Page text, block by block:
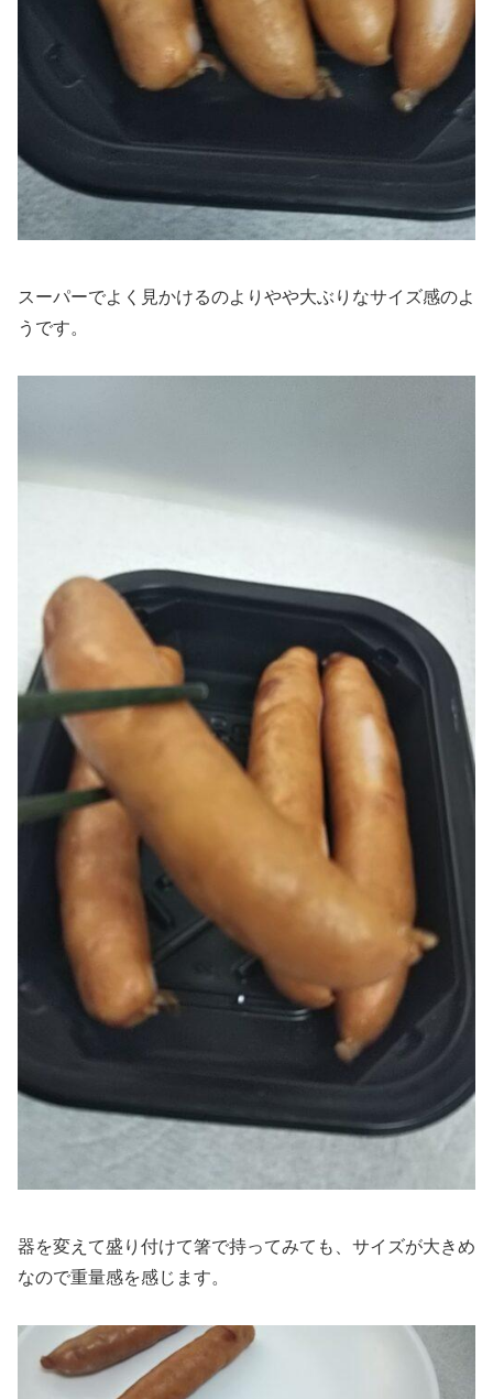
スーパーでよく見かけるのよりやや大ぶりなサイズ感のよ
うです。
器を変えて盛り付けて箸で持ってみても、サイズが大きめ
なので重量感を感じます。